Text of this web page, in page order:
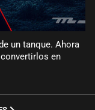
un tanque. Ahora
en